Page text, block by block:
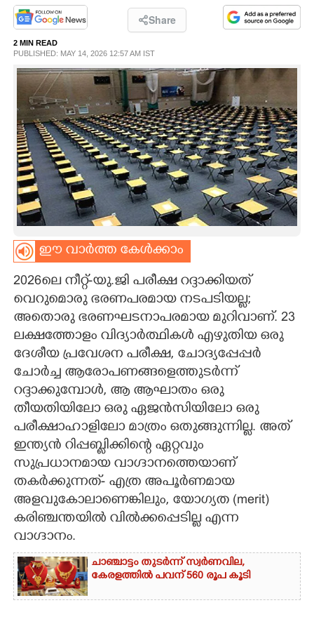
LIFESTYLE
SPIRITUAL
INFO+
ART
ASTRO
CARTOONS
LITERATURE
CONTACT US
Share
2 MIN READ
PUBLISHED: MAY 14, 2026 12:57 AM IST
ഈ വാർത്ത കേൾക്കാം
​2026ലെ നീറ്റ്-യു.ജി പരീക്ഷ റദ്ദാക്കിയത്
വെറുമൊരു ഭരണപരമായ നടപടിയല്ല;
അതൊരു ഭരണഘടനാപരമായ മുറിവാണ്. 23
ലക്ഷത്തോളം വിദ്യാർത്ഥികൾ എഴുതിയ ഒരു
ദേശീയ പ്രവേശന പരീക്ഷ, ചോദ്യപ്പേപ്പർ
ചോർച്ച ആരോപണങ്ങളെത്തുടർന്ന്
റദ്ദാക്കുമ്പോൾ, ആ ആഘാതം ഒരു
തീയതിയിലോ ഒരു ഏജൻസിയിലോ ഒരു
പരീക്ഷാഹാളിലോ മാത്രം ഒതുങ്ങുന്നില്ല. അത്
ഇന്ത്യൻ റിപ്പബ്ലിക്കിന്റെ ഏറ്റവും
സുപ്രധാനമായ വാഗ്ദാനത്തെയാണ്
തകർക്കുന്നത്- എത്ര അപൂർണമായ
അളവുകോലാണെങ്കിലും, യോഗ്യത (merit)
കരിഞ്ചന്തയിൽ വിൽക്കപ്പെടില്ല എന്ന
വാഗ്ദാനം.
ചാഞ്ചാട്ടം തുടർന്ന് സ്വർണവില,
കേരളത്തിൽ പവന് 560 രൂപ കൂടി